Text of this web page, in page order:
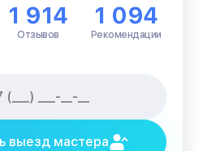
1 914
Отзывов
1 094
Рекомендации
выезд мастера